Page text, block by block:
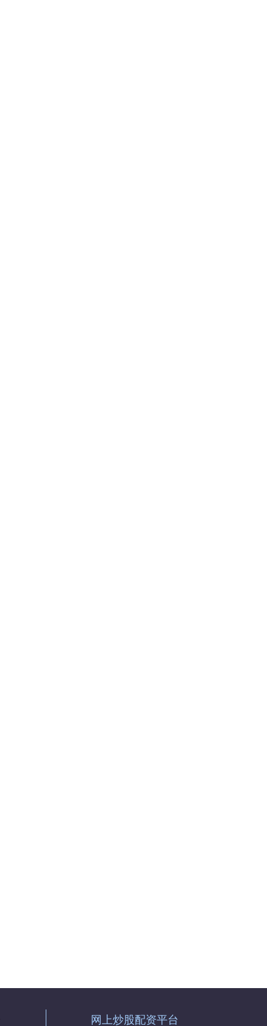
网上炒股配资平台